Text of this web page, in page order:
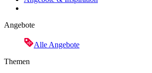
Angebote
Alle Angebote
Themen